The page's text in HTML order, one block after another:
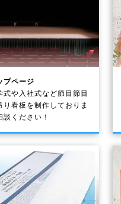
ページ
式や入社式など節目節目
り看板を制作しておりま
ください！